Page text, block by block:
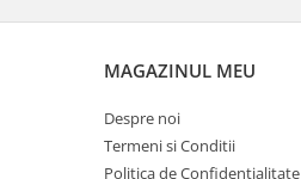
MAGAZINUL MEU
Despre noi
Termeni si Conditii
Politica de Confidentialitate